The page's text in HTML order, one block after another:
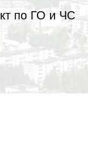
по ГО и ЧС